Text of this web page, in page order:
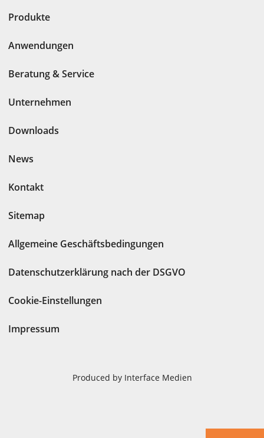
Produkte
Anwendungen
Beratung & Service
Unternehmen
Downloads
News
Kontakt
Sitemap
Allgemeine Geschäftsbedingungen
Datenschutzerklärung nach der DSGVO
Cookie-Einstellungen
Impressum
Produced by Interface Medien